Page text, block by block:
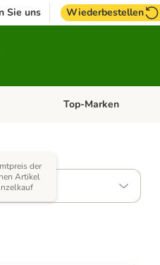
Sie uns Wiederbestellen
Menü öffnen: VogelKategorie-Menü öffnen:
Top-Marken
der
Artikel